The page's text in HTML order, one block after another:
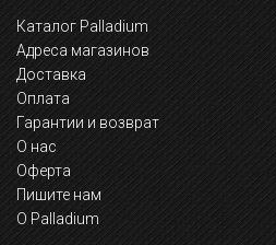
Каталог Palladium
Адреса магазинов
Доставка
Оплата
Гарантии и возврат
О нас
Оферта
Пишите нам
О Palladium